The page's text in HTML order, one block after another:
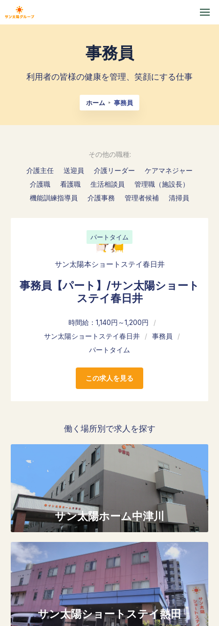
事務員
利用者の皆様の健康を管理、笑顔にする仕事
ホーム 事務員
その他の職種:
介護主任
送迎員 介護リーダー
ケアマネジャー
介護職
看護職 生活相談員
管理職（施設長）
機能訓練指導員
介護事務 管理者候補 清掃員
サン太陽本ショートステイ春日井
事務員【パート】/サン太陽ショート
ステイ春日井
パートタイム
時間給：1,140円～1,200円
/
サン太陽ショートステイ春日井
/ 事務員
/
パートタイム
この求人を見る
働く場所別で求人を探す
サン太陽ホーム中津川
サン太陽ショートステイ熱田